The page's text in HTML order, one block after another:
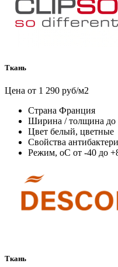
Ткань
Цена от 1 290 руб/м2
Страна Франция
Ширина / толщина до
Цвет белый, цветные
Свойства
Режим, оС от -40 до
Ткань